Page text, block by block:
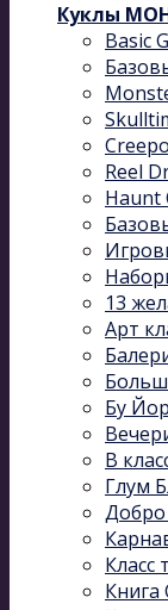
Куклы
Basic
Reel
Haunt
13
Арт
Бу
В
Глум
Класс
Книга